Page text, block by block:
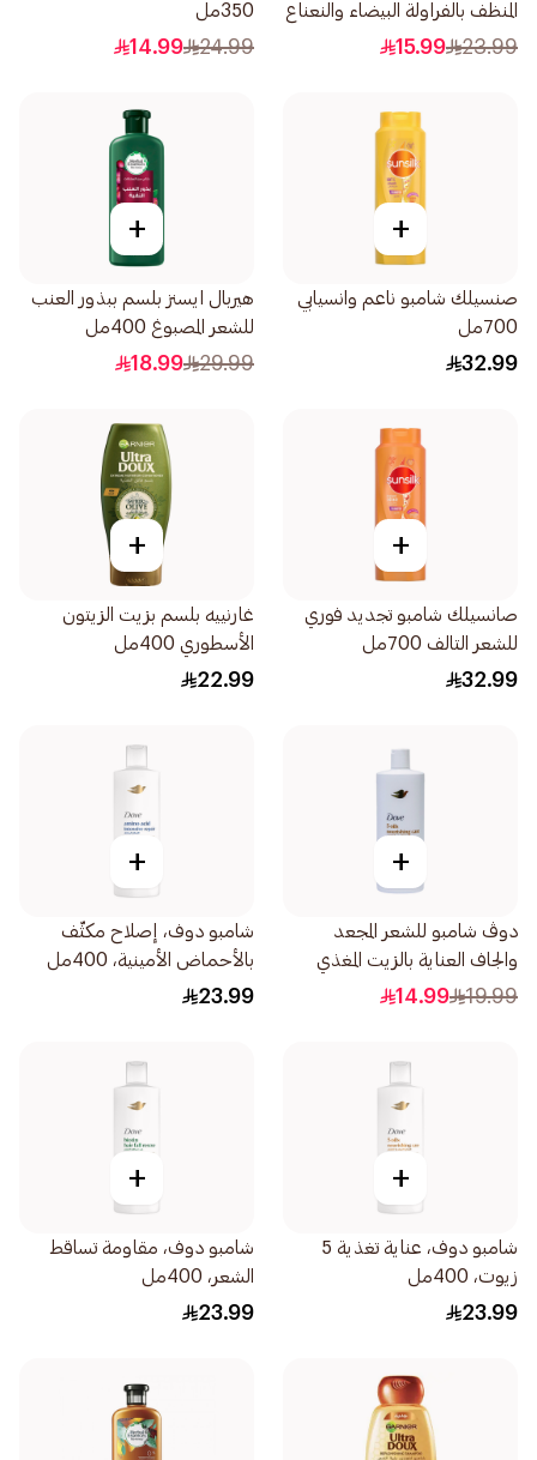
المنظف بالفراولة البيضاء والنعناع
400مل
23.99
15.99
350مل
24.99
14.99
+
صنسيلك شامبو ناعم وانسيابي
700مل
32.99
+
هيربال ايسنز بلسم ببذور العنب
للشعر المصبوغ 400مل
29.99
18.99
+
صانسيلك شامبو تجديد فوري
للشعر التالف 700مل
32.99
+
غارنييه بلسم بزيت الزيتون
الأسطوري 400مل
22.99
+
دوڤ شامبو للشعر المجعد
والجاف العناية بالزيت المغذي
19.99
14.99
+
شامبو دوف، إصلاح مكثّف
بالأحماض الأمينية، 400مل
23.99
+
شامبو دوف، عناية تغذية 5
زيوت، 400مل
23.99
+
شامبو دوف، مقاومة تساقط
الشعر، 400مل
23.99